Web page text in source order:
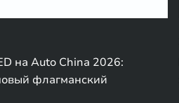
на Auto China 2026:
флагманский